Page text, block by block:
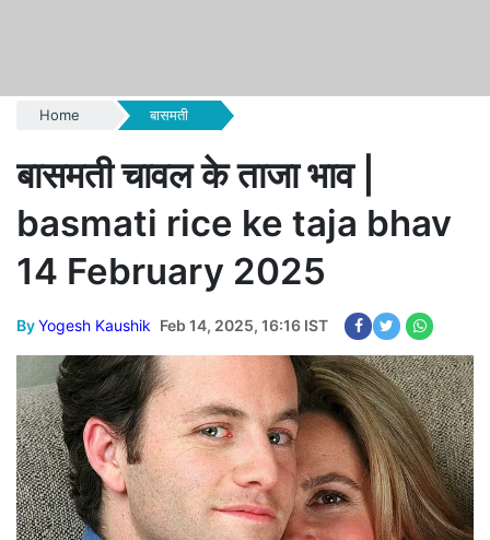
Home बासमती
बासमती चावल के ताजा भाव |
basmati rice ke taja bhav
14 February 2025
ByYogesh Kaushik Feb 14, 2025, 16:16 IST